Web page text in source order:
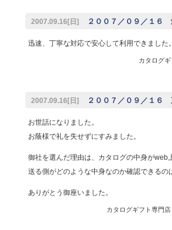
2007.09.16[日] ２００７／０９／１
迅速、丁寧な対応で安心して利用できました
カタログ
2007.09.16[日] ２００７／０９／１
お世話になりました。
お蔭様で礼を失せずにすみました。
御社を選んだ理由は、カタログの中身がweb
送る側がどのような中身なのか確認できるの
ありがとう御座いました。
カタログギフト専門